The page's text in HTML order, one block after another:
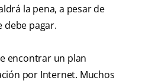
la pena, a pesar de
debe pagar.
encontrar un plan
por Internet. Muchos